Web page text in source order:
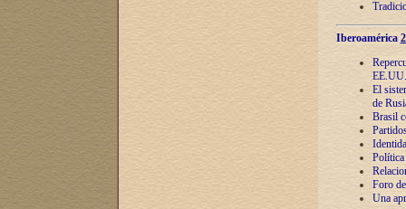
Iberoamérica
EE.UU.
El
de
Brasil
Política
Foro
Una